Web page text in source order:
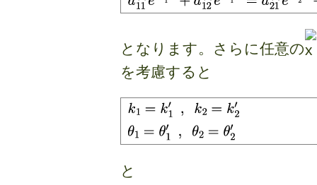
となります。さらに任意の
を考慮すると
と